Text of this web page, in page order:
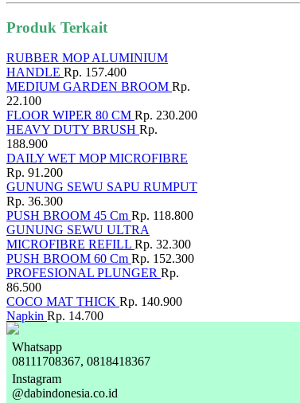
Produk Terkait
RUBBER MOP ALUMINIUM
HANDLE Rp. 157.400
MEDIUM GARDEN BROOM Rp.
22.100
FLOOR WIPER 80 CM Rp. 230.200
HEAVY DUTY BRUSH Rp.
188.900
DAILY WET MOP MICROFIBRE
Rp. 91.200
GUNUNG SEWU SAPU RUMPUT
Rp. 36.300
PUSH BROOM 45 Cm Rp. 118.800
GUNUNG SEWU ULTRA
MICROFIBRE REFILL Rp. 32.300
PUSH BROOM 60 Cm Rp. 152.300
PROFESIONAL PLUNGER Rp.
86.500
COCO MAT THICK Rp. 140.900
Napkin Rp. 14.700
Whatsapp
08111708367, 0818418367
Instagram
@dabindonesia.co.id